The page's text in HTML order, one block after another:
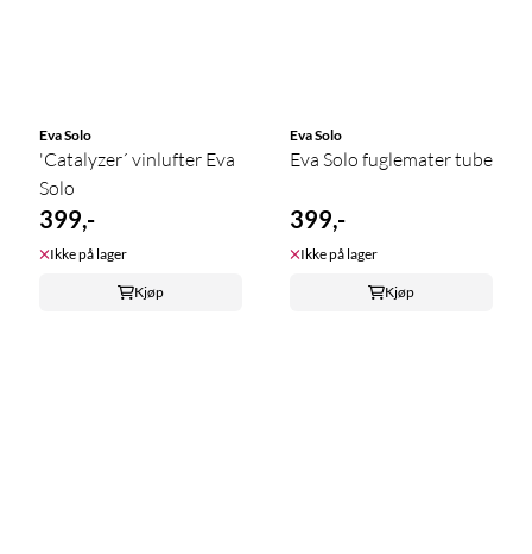
Eva Solo
'Catalyzer´ vinlufter Eva
Solo
399,-
Ikke på lager
Kjøp
Eva Solo
Eva Solo fuglemater tube
399,-
Ikke på lager
Kjøp